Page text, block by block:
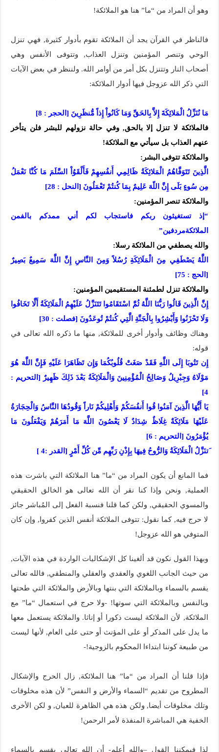
وهو أن المراد من “ما” هنا هو الملائكة!
فالناظر في القرآن يجد أن الملائكة تقوم بأدوار كثيرة, فهي تنزل
الوحي وتنصر المؤمنين وتنزل العذاب, وتتوفى الأنفس وهي
أصحاب النار وتتنزل بكل أمر من أوامر الله. ولننظر في بعض الآيات
التي ذكر الله عزوجل فيها أدوار الملائكة:
مَا نُنَزِّلُ الْمَلائِكَةَ إِلاَّ بِالحَقِّ وَمَا كَانُواْ إِذاً مُّنظَرِينَ [الحجر : 8]
فالملائكة لا تنزل إلا بالحق, وفي حالة نزولهم للبشر فلن يتأخر
عنهم العذاب بل سيأتي مع الملائكة!
والملائكة تتوفى البشر:
الَّذِينَ تَتَوَفَّاهُمُ الْمَلائِكَةُ ظَالِمِي أَنفُسِهِمْ فَأَلْقَوُاْ السَّلَمَ مَا كُنَّا نَعْمَلُ
مِن سُوءٍ بَلَى إِنَّ اللّهَ عَلِيمٌ بِمَا كُنتُمْ تَعْمَلُونَ [النحل : 28]
والملائكة تنصر المؤمنين:
“إذ تستغيثون ربكم فاستجاب لكم أني ممدكم بالفمن
الملائكةمردفين”
والله يصطفي من الملائكة رسلا:
اللَّهُ يَصْطَفِي مِنَ الْمَلَائِكَةِ رُسُلاً وَمِنَ النَّاسِ إِنَّ اللَّهَ سَمِيعٌ بَصِيرٌ
[الحج : 75]
والملائكة تنزل لطمئنة المستقيمين المؤمنين:
إِنَّ الَّذِينَ قَالُوا رَبُّنَا اللَّهُ ثُمَّ اسْتَقَامُوا تَتَنَزَّلُ عَلَيْهِمُ الْمَلَائِكَةُ أَلَّا تَخَافُوا
وَلَا تَحْزَنُوا وَأَبْشِرُوا بِالْجَنَّةِ الَّتِي كُنتُمْ تُوعَدُونَ [فصلت : 30]
وهناك وظائف وأدوار أخرى للملائكة, منها ما ذكره الله تعالى في
قوله:
إِن تَتُوبَا إِلَى اللَّهِ فَقَدْ صَغَتْ قُلُوبُكُمَا وَإِن تَظَاهَرَا عَلَيْهِ فَإِنَّ اللَّهَ هُوَ
مَوْلَاهُ وَجِبْرِيلُ وَصَالِحُ الْمُؤْمِنِينَ وَالْمَلَائِكَةُ بَعْدَ ذَلِكَ ظَهِيرٌ [التحريم :
4]
يَا أَيُّهَا الَّذِينَ آمَنُوا قُوا أَنفُسَكُمْ وَأَهْلِيكُمْ نَاراً وَقُودُهَا النَّاسُ وَالْحِجَارَةُ
عَلَيْهَا مَلَائِكَةٌ غِلَاظٌ شِدَادٌ لَا يَعْصُونَ اللَّهَ مَا أَمَرَهُمْ وَيَفْعَلُونَ مَا
يُؤْمَرُونَ [التحريم : 6]
َتنَزَّلُ الْمَلَائِكَةُ وَالرُّوحُ فِيهَا بِإِذْنِ رَبِّهِم مِّن كُلِّ أَمْرٍ [القدر :4 ]
فما المانع أن يكون المراد من “ما” هنا الملائكة التي باشرت هذه
العملية, ونحن وإذا كنا نقر أن الله تعالى هو الخالق الحقيقي
والمسوي الحقيقي, ولكن كما قلنا فنسبة الفعل إلى المُباشر جائز
لا حرج فيه, كما نقول: تتوفى الملائكة أنفس الذين كفروا, وإن كان
المتوفي هو الله عزوجل!
وبهذا القول نكون قد ألغينا كل الإشكاليات الواردة في هذه الآيات,
من حيث الجانب اللغوي والعقدي والعقلي والمنطقي, فالله تعالى
يقسم بالسماء وبالملائكة التي بنتها وبالأرض والملائكة التي طحتها
وبالنفس وبالملائكة التي سوتها! -ولا حرج في استعمال “ما” مع
الملائكة, لأن الملائكة ليست ذكورا أو إناثا. والملائكة يستعمل معها
ما يدل على المذكر أو على المؤنث أو حتى على العام, لأنها ليست
من طبيعة كوننا ابتداءا المحكوم بالزوجية!-
فإذا قلنا أن المراد من “ما” هنا الملائكة, زال الحرج والإشكال
المطروح من تقديم “السماء والأرض و النفس” لأن هذه مخلوقات
وتلك مخلوقات أيضا, ولكن هذه هي الظاهرة للعيان, و لكن الأخرى
الخفية هي المباشرة المنفذة لأمر الرحمن!
لذا فيمكننا القول –والله أعلم- أن الله تعالى يقسم بالسماء